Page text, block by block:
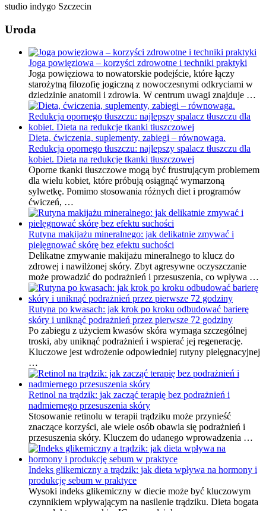
studio indygo Szczecin
Uroda
Joga powięziowa – korzyści zdrowotne i techniki praktyki
Joga powięziowa to nowatorskie podejście, które łączy
starożytną filozofię jogiczną z nowoczesnymi odkryciami w
dziedzinie anatomii i zdrowia. W centrum uwagi znajduje …
Dieta, ćwiczenia, suplementy, zabiegi – równowaga.
Redukcja opornego tłuszczu: najlepszy spalacz tłuszczu dla
kobiet. Dieta na redukcje tkanki tłuszczowej
Oporne tkanki tłuszczowe mogą być frustrującym problemem
dla wielu kobiet, które próbują osiągnąć wymarzoną
sylwetkę. Pomimo stosowania różnych diet i programów
ćwiczeń, …
Rutyna makijażu mineralnego: jak delikatnie zmywać i
pielęgnować skórę bez efektu suchości
Delikatne zmywanie makijażu mineralnego to klucz do
zdrowej i nawilżonej skóry. Zbyt agresywne oczyszczanie
może prowadzić do podrażnień i przesuszenia, co wpływa …
Rutyna po kwasach: jak krok po kroku odbudować barierę
skóry i uniknąć podrażnień przez pierwsze 72 godziny
Po zabiegu z użyciem kwasów skóra wymaga szczególnej
troski, aby uniknąć podrażnień i wspierać jej regenerację.
Kluczowe jest wdrożenie odpowiedniej rutyny pielęgnacyjnej
…
Retinol na trądzik: jak zacząć terapię bez podrażnień i
nadmiernego przesuszenia skóry
Stosowanie retinolu w terapii trądziku może przynieść
znaczące korzyści, ale wiele osób obawia się podrażnień i
przesuszenia skóry. Kluczem do udanego wprowadzenia …
Indeks glikemiczny a trądzik: jak dieta wpływa na hormony i
produkcję sebum w praktyce
Wysoki indeks glikemiczny w diecie może być kluczowym
czynnikiem wpływającym na nasilenie trądziku. Dieta bogata